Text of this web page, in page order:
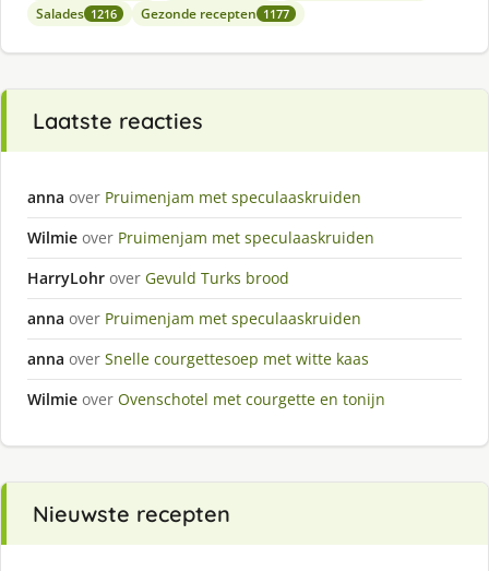
Salades 1216 Gezonde recepten 1177
Laatste reacties
anna over Pruimenjam met speculaaskruiden
Wilmie over Pruimenjam met speculaaskruiden
HarryLohr over Gevuld Turks brood
anna over Pruimenjam met speculaaskruiden
anna over Snelle courgettesoep met witte kaas
Wilmie over Ovenschotel met courgette en tonijn
Nieuwste recepten